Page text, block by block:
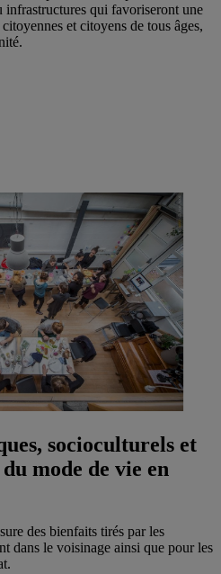
infrastructures qui favoriseront une
et citoyens de tous âges,
socioculturels et
mode de vie en
des bienfaits tirés par les
dans le voisinage ainsi que pour les